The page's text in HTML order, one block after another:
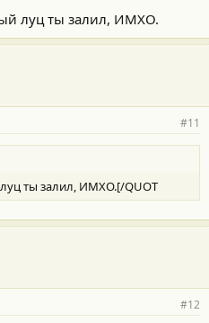
луц ты залил, ИМХО.
#11
ты залил, ИМХО.[/QUOT
#12